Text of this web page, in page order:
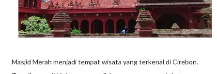
Masjid Merah menjadi tempat wisata yang terkenal di Cirebon.